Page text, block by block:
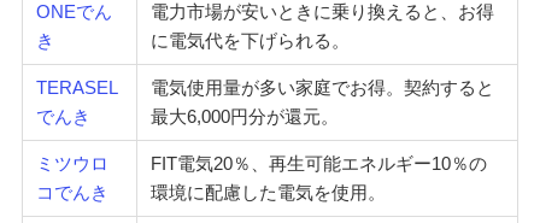
ONEでん
き
電力市場が安いときに乗り換えると、お得
に電気代を下げられる。
TERASEL
でんき
電気使用量が多い家庭でお得。契約すると
最大6,000円分が還元。
ミツウロ
コでんき
FIT電気20％、再生可能エネルギー10％の
環境に配慮した電気を使用。